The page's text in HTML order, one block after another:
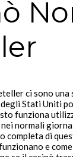
ci sono
Stati Uniti
funziona
normali
completa di
e